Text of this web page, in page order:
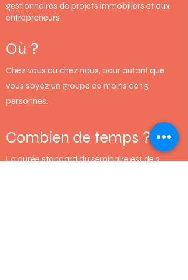
gestionnaires de projets immobiliers et aux
entrepreneurs.
Où ?
Chez vous ou chez nous, pour autant que
vous soyez un groupe de moins de 15
personnes.
Combien de temps ?
La durée standard du séminaire est de 2